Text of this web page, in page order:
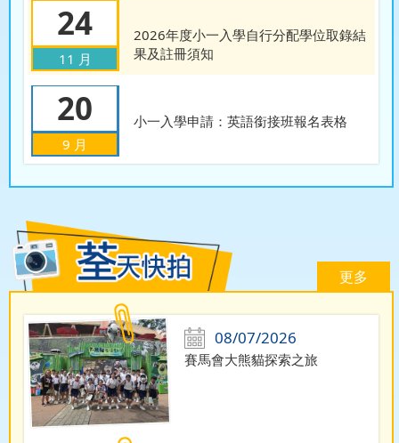
24
11 月
2026年度小一入學自行分配學位取錄結
果及註冊須知
20
9 月
小一入學申請：英語銜接班報名表格
更多
08/07/2026
賽馬會大熊貓探索之旅